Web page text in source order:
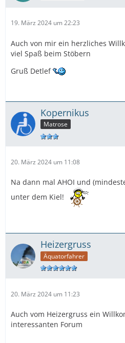
19. März 2024 um 22:23
Auch von mir ein herzliches
viel Spaß beim Stöbern
Gruß Detlef
Kopernikus
Matrose
20. März 2024 um 11:08
Na dann mal AHOI und
unter dem Kiel!
Heizergruss
Äquatorfahrer
20. März 2024 um 11:23
Auch vom Heizergruss ein
interessanten Forum